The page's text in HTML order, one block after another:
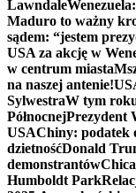
Lawndale
Maduro to ważny
sądem: “jestem
USA za akcję w
w centrum miasta
na naszej antenie!
SylwestraW tym
PółnocnejPrezydent
USAChiny: podatek
dzietnośćDonald
demonstrantów
Humboldt Park